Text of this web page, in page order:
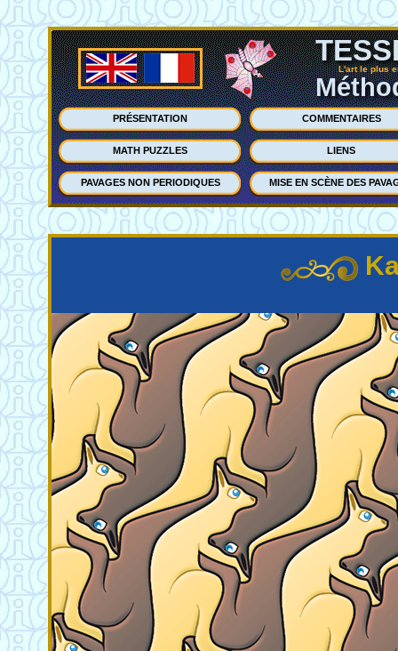
L'art le plus
PRÉSENTATION COMMENTAIRES
MATH PUZZLES LIENS
PAVAGES NON PERIODIQUES MISE EN SCÈNE DES